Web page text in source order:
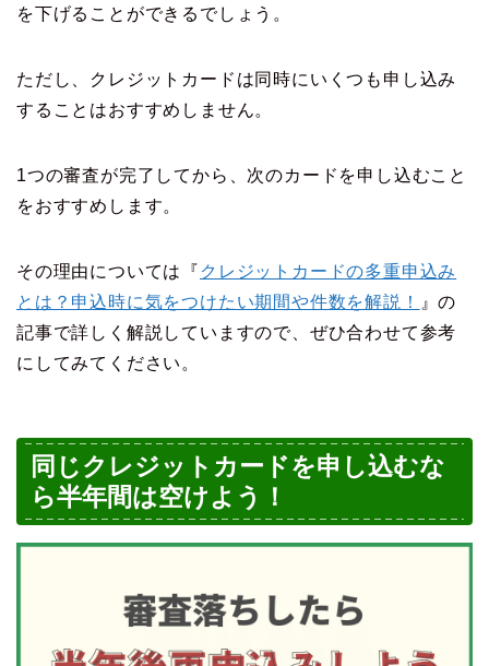
を下げることができるでしょう。
ただし、クレジットカードは同時にいくつも申し込み
することはおすすめしません。
1つの審査が完了してから、次のカードを申し込むこと
をおすすめします。
その理由については『 クレジットカードの多重申込み
とは？申込時に気をつけたい期間や件数を解説！
』の
記事で詳しく解説していますので、ぜひ合わせて参考
にしてみてください。
同じクレジットカードを申し込むな
ら半年間は空けよう！